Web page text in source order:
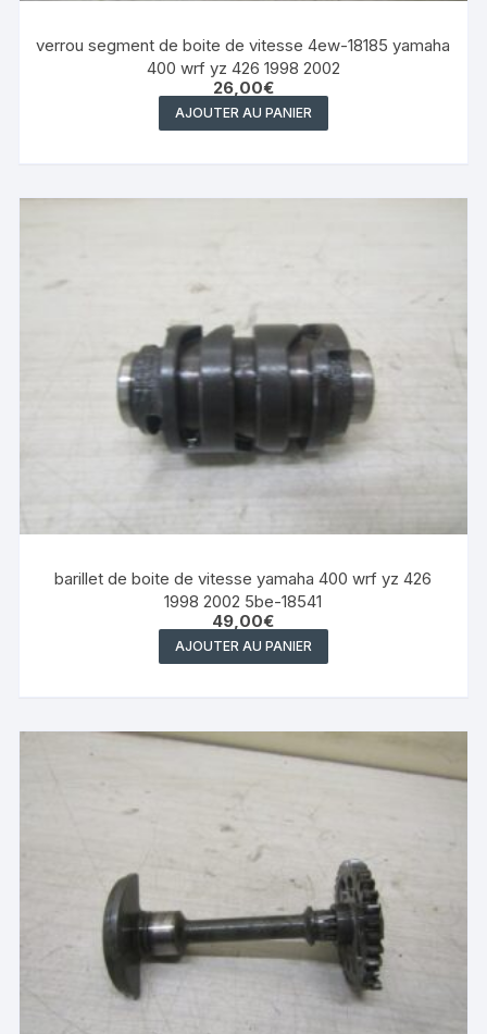
verrou segment de boite de vitesse 4ew-18185 yamaha
400 wrf yz 426 1998 2002
26,00€
AJOUTER AU PANIER
barillet de boite de vitesse yamaha 400 wrf yz 426
1998 2002 5be-18541
49,00€
AJOUTER AU PANIER